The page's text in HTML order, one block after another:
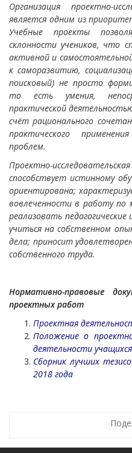
Организация проектно-
является одним из
Учебные проекты
склонности учеников, что
активной и
к саморазвитию,
поисковый) не просто
то есть умения,
практической
счёт рационального
практического
проблем.
Проектно-
способствует истинному
ориентирована;
вовлеченности в работу по
реализовать
учиться на собственном
дела; приносит
собственного труда.
Нормативно-правовые
проектных работ
Проектная
Положение о
деятельности
Сборник лучших
2018 года